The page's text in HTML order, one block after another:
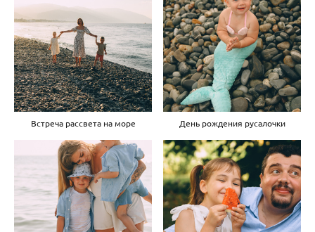
Встреча рассвета на море День рождения русалочки